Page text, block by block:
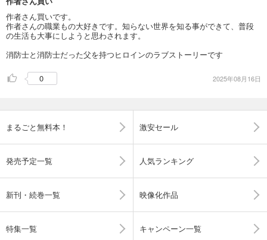
作者さん買いです。
作者さんの職業もの大好きです。知らない世界を知る事ができて、普段
の生活も大事にしようと思わされます。
消防士と消防士だった父を持つヒロインのラブストーリーです
0 2025年08月16日
まるごと無料本！ 激安セール
発売予定一覧 人気ランキング
新刊・続巻一覧 映像化作品
特集一覧 キャンペーン一覧